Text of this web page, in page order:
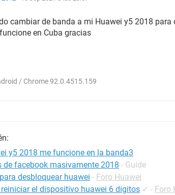
cambiar de banda a mi Huawei y5 2018 para
en Cuba gracias
/ Chrome 92.0.4515.159
y5 2018 me funcione en la banda3
de facebook masivamente 2018 - Guide
desbloquear huawei - Foro Huawei
el dispositivo huawei 6 digitos ✓ - Foro